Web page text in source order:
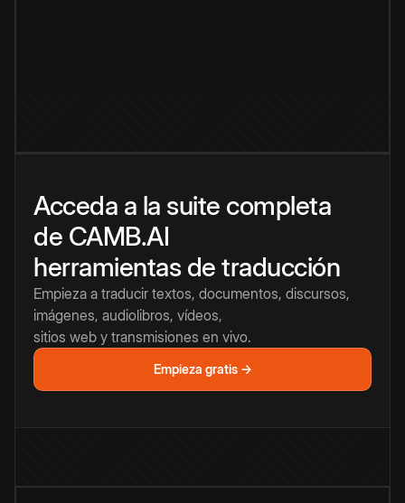
Acceda a la suite completa
de CAMB.AI
herramientas de traducción
Empieza a traducir textos, documentos, discursos,
imágenes, audiolibros, vídeos,
sitios web y transmisiones en vivo.
Empieza gratis →